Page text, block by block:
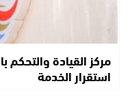
مركز القيادة والتحكم
استقرار الخدمة